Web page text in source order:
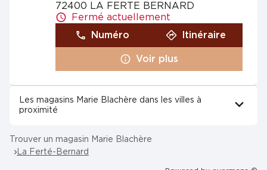
72400 LA FERTE BERNARD
Fermé actuellement
Numéro
Itinéraire
Voir plus
Les magasins Marie Blachère dans les villes à
proximité
Trouver un magasin Marie Blachère
La Ferté-Bernard